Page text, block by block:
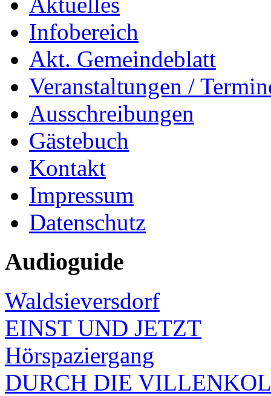
Infobereich
Akt. Gemeindeblatt
Veranstaltungen /
Ausschreibungen
Gästebuch
Kontakt
Impressum
Datenschutz
Audioguide
Waldsieversdorf
EINST UND JETZT
Hörspaziergang
DURCH DIE